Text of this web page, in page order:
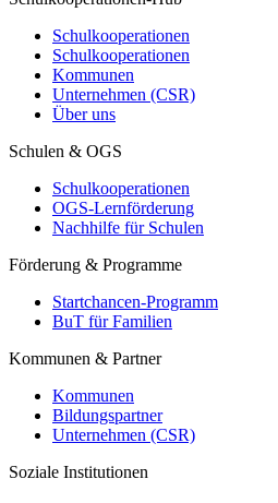
Schulkooperationen
Schulkooperationen
Kommunen
Unternehmen (CSR)
Über uns
Schulen & OGS
Schulkooperationen
OGS-Lernförderung
Nachhilfe für Schulen
Förderung & Programme
Startchancen-Programm
BuT für Familien
Kommunen & Partner
Kommunen
Bildungspartner
Unternehmen (CSR)
Soziale Institutionen